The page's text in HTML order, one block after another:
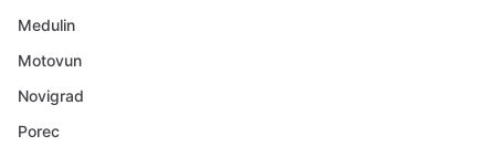
Medulin
Motovun
Novigrad
Porec